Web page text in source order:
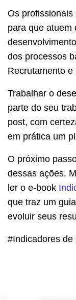
Os
para que atuem
dos processos
Recrutamento e
Trabalhar o
parte do seu
post, com
em prática um
O próximo
dessas ações.
ler o e-book
que traz um
evoluir seus
#Indicadores de